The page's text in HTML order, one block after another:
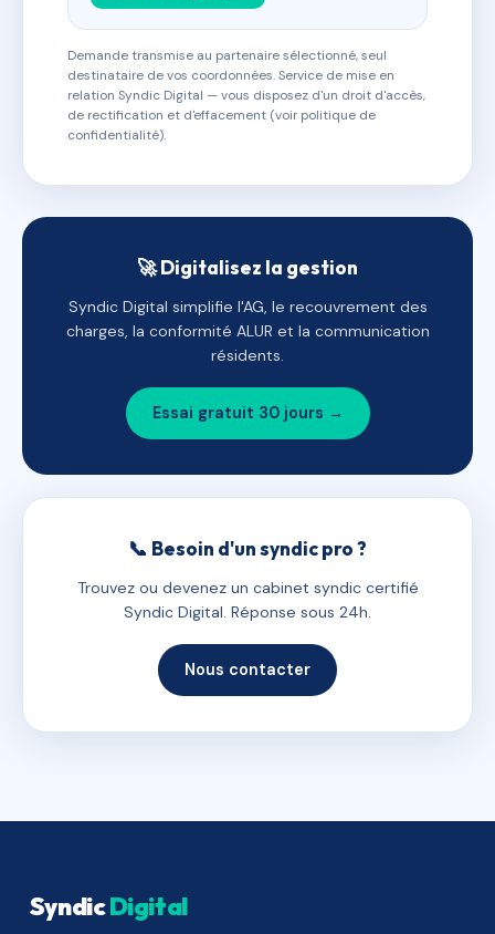
Demande transmise au partenaire sélectionné, seul
destinataire de vos coordonnées. Service de mise en
relation Syndic Digital — vous disposez d'un droit d'accès,
de rectification et d'effacement (voir politique de
confidentialité).
🚀 Digitalisez la gestion
Syndic Digital simplifie l'AG, le recouvrement des
charges, la conformité ALUR et la communication
résidents.
Essai gratuit 30 jours →
📞 Besoin d'un syndic pro ?
Trouvez ou devenez un cabinet syndic certifié
Syndic Digital. Réponse sous 24h.
Nous contacter
SyndicDigital